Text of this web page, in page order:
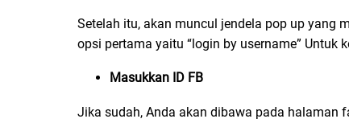
Setelah itu, akan muncul jendela pop up yang
opsi pertama yaitu “login by username” Untuk
Masukkan ID FB
Jika sudah, Anda akan dibawa pada halaman